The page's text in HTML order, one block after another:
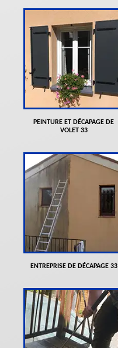
PEINTURE ET DÉCAPAGE DE
VOLET 33
ENTREPRISE DE DÉCAPAGE 33